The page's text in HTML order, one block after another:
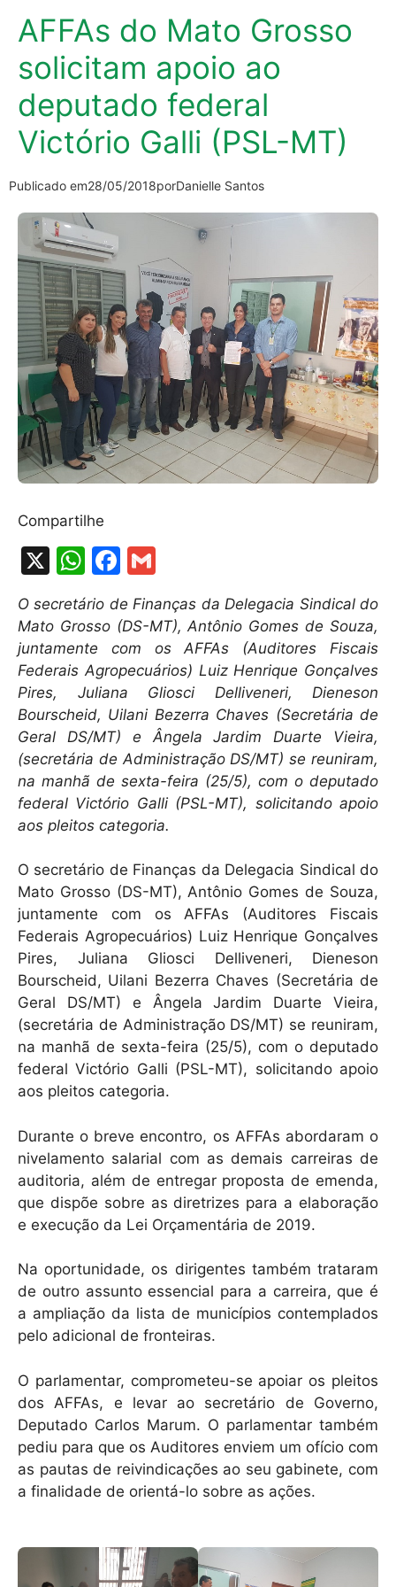
AFFAs do Mato Grosso
solicitam apoio ao
deputado federal
Victório Galli (PSL-MT)
Publicado em28/05/2018porDanielle Santos
Compartilhe
X
W
h
at
s
A
p
p
F
a
c
e
b
o
o
k
ai
l
O secretário de Finanças da Delegacia Sindical do
Mato Grosso (DS-MT), Antônio Gomes de Souza,
juntamente com os AFFAs (Auditores Fiscais
Federais Agropecuários) Luiz Henrique Gonçalves
Pires, Juliana Gliosci Delliveneri, Dieneson
Bourscheid, Uilani Bezerra Chaves (Secretária de
Geral DS/MT) e Ângela Jardim Duarte Vieira,
(secretária de Administração DS/MT) se reuniram,
na manhã de sexta-feira (25/5), com o deputado
federal Victório Galli (PSL-MT), solicitando apoio
aos pleitos categoria.
O secretário de Finanças da Delegacia Sindical do
Mato Grosso (DS-MT), Antônio Gomes de Souza,
juntamente com os AFFAs (Auditores Fiscais
Federais Agropecuários) Luiz Henrique Gonçalves
Pires, Juliana Gliosci Delliveneri, Dieneson
Bourscheid, Uilani Bezerra Chaves (Secretária de
Geral DS/MT) e Ângela Jardim Duarte Vieira,
(secretária de Administração DS/MT) se reuniram,
na manhã de sexta-feira (25/5), com o deputado
federal Victório Galli (PSL-MT), solicitando apoio
aos pleitos categoria.
Durante o breve encontro, os AFFAs abordaram o
nivelamento salarial com as demais carreiras de
auditoria, além de entregar proposta de emenda,
que dispõe sobre as diretrizes para a elaboração
e execução da Lei Orçamentária de 2019.
Na oportunidade, os dirigentes também trataram
de outro assunto essencial para a carreira, que é
a ampliação da lista de municípios contemplados
pelo adicional de fronteiras.
O parlamentar, comprometeu-se apoiar os pleitos
dos AFFAs, e levar ao secretário de Governo,
Deputado Carlos Marum. O parlamentar também
pediu para que os Auditores enviem um ofício com
as pautas de reivindicações ao seu gabinete, com
a finalidade de orientá-lo sobre as ações.